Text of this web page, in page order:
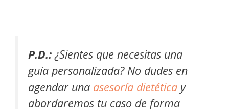
P.D.:¿Sientes que necesitas una
guía personalizada? No dudes en
agendar una asesoría dietética y
abordaremos tu caso de forma